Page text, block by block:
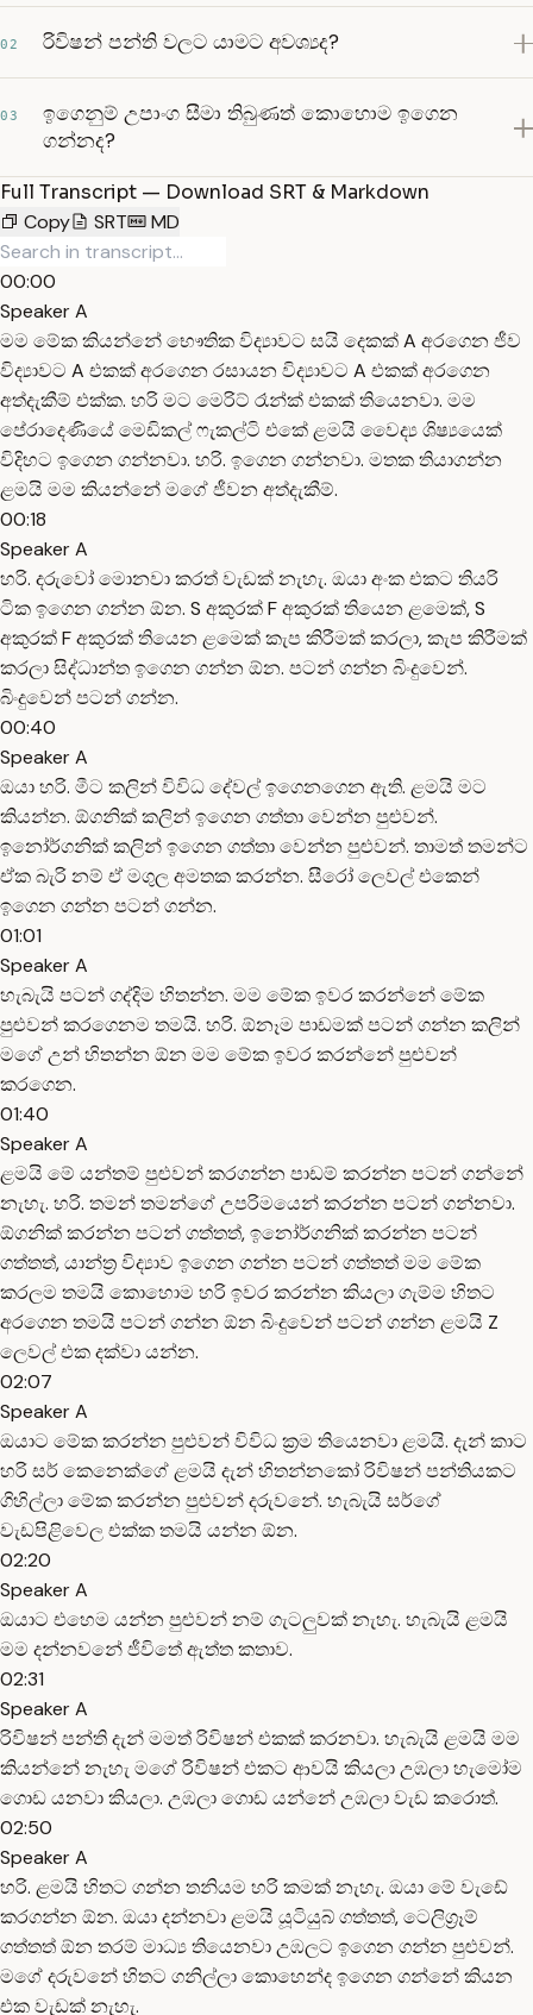
02 රිවිෂන් පන්ති වලට යාමට අවශ්‍යද?
03
ඉගෙනුම් උපාංග සීමා තිබුණත් කොහොම ඉගෙන
ගන්නද?
Full Transcript — Download SRT & Markdown
Copy
SRT MD
00:00
Speaker A
මම මේක කියන්නේ භෞතික විද්‍යාවට සයි දෙකක් A අරගෙන ජීව
විද්‍යාවට A එකක් අරගෙන රසායන විද්‍යාවට A එකක් අරගෙන
අත්දැකීම් එක්ක. හරි මට මෙරිට් රෑන්ක් එකක් තියෙනවා. මම
පේරාදෙණියේ මෙඩිකල් ෆැකල්ටි එකේ ළමයි වෛද්‍ය ශිෂ්‍යයෙක්
විදිහට ඉගෙන ගන්නවා. හරි. ඉගෙන ගන්නවා. මතක තියාගන්න
ළමයි මම කියන්නේ මගේ ජීවන අත්දැකීම්.
00:18
Speaker A
හරි. දරුවෝ මොනවා කරත් වැඩක් නැහැ. ඔයා අංක එකට තියරි
ටික ඉගෙන ගන්න ඕන. S අකුරක් F අකුරක් තියෙන ළමෙක්, S
අකුරක් F අකුරක් තියෙන ළමෙක් කැප කිරීමක් කරලා, කැප කිරීමක්
කරලා සිද්ධාන්ත ඉගෙන ගන්න ඕන. පටන් ගන්න බිංදුවෙන්.
බිංදුවෙන් පටන් ගන්න.
00:40
Speaker A
ඔයා හරි. මීට කලින් විවිධ දේවල් ඉගෙනගෙන ඇති. ළමයි මට
කියන්න. ඕගනික් කලින් ඉගෙන ගත්තා වෙන්න පුළුවන්.
ඉනෝර්ගනික් කලින් ඉගෙන ගත්තා වෙන්න පුළුවන්. තාමත් තමන්ට
ඒක බැරි නම් ඒ මගුල අමතක කරන්න. සීරෝ ලෙවල් එකෙන්
ඉගෙන ගන්න පටන් ගන්න.
01:01
Speaker A
හැබැයි පටන් ගද්දිම හිතන්න. මම මේක ඉවර කරන්නේ මේක
පුළුවන් කරගෙනම තමයි. හරි. ඕනෑම පාඩමක් පටන් ගන්න කලින්
මගේ උන් හිතන්න ඕන මම මේක ඉවර කරන්නේ පුළුවන්
කරගෙන.
01:40
Speaker A
ළමයි මේ යන්තම් පුළුවන් කරගන්න පාඩම් කරන්න පටන් ගන්නේ
නැහැ. හරි. තමන් තමන්ගේ උපරිමයෙන් කරන්න පටන් ගන්නවා.
ඕගනික් කරන්න පටන් ගත්තත්, ඉනෝර්ගනික් කරන්න පටන්
ගත්තත්, යාන්ත්‍ර විද්‍යාව ඉගෙන ගන්න පටන් ගත්තත් මම මේක
කරලම තමයි කොහොම හරි ඉවර කරන්න කියලා ගැම්ම හිතට
අරගෙන තමයි පටන් ගන්න ඕන බිංදුවෙන් පටන් ගන්න ළමයි Z
ලෙවල් එක දක්වා යන්න.
02:07
Speaker A
ඔයාට මේක කරන්න පුළුවන් විවිධ ක්‍රම තියෙනවා ළමයි. දැන් කාට
හරි සර් කෙනෙක්ගේ ළමයි දැන් හිතන්නකෝ රිවිෂන් පන්තියකට
ගිහිල්ලා මේක කරන්න පුළුවන් දරුවනේ. හැබැයි සර්ගේ
වැඩපිළිවෙල එක්ක තමයි යන්න ඕන.
02:20
Speaker A
ඔයාට එහෙම යන්න පුළුවන් නම් ගැටලුවක් නැහැ. හැබැයි ළමයි
මම දන්නවනේ ජීවිතේ ඇත්ත කතාව.
02:31
Speaker A
රිවිෂන් පන්ති දැන් මමත් රිවිෂන් එකක් කරනවා. හැබැයි ළමයි මම
කියන්නේ නැහැ මගේ රිවිෂන් එකට ආවයි කියලා උඹලා හැමෝම
ගොඩ යනවා කියලා. උඹලා ගොඩ යන්නේ උඹලා වැඩ කරොත්.
02:50
Speaker A
හරි. ළමයි හිතට ගන්න තනියම හරි කමක් නැහැ. ඔයා මේ වැඩේ
කරගන්න ඕන. ඔයා දන්නවා ළමයි යූටියුබ් ගත්තත්, ටෙලිග්‍රෑම්
ගත්තත් ඕන තරම් මාධ්‍ය තියෙනවා උඹලට ඉගෙන ගන්න පුළුවන්.
මගේ දරුවනේ හිතට ගනිල්ලා කොහෙන්ද ඉගෙන ගන්නේ කියන
එක වැඩක් නැහැ.